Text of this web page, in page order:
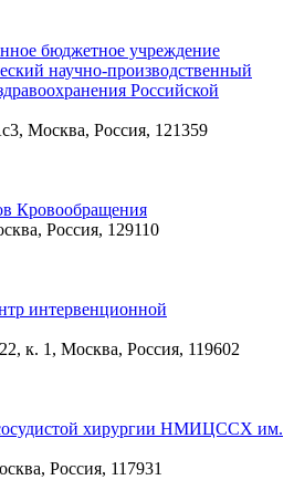
бюджетное учреждение
научно-производственный
Российской
Москва, Россия, 121359
Кровообращения
Россия, 129110
интервенционной
к. 1, Москва, Россия, 119602
хирургии НМИЦССХ им.
Россия, 117931